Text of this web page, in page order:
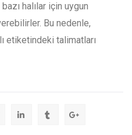
halılar için uygun
Bu nedenle,
etiketindeki talimatları